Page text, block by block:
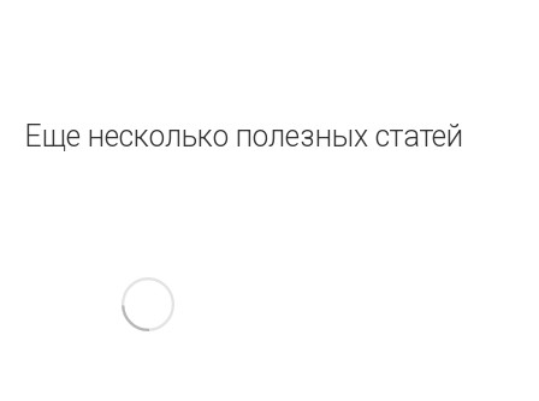
записям
Еще несколько полезных статей